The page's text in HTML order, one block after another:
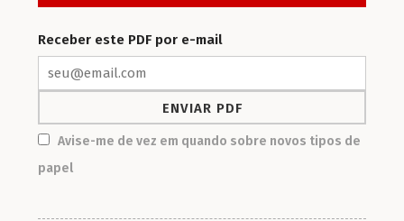
Receber este PDF por e-mail
Avise-me de vez em quando sobre novos tipos de
papel